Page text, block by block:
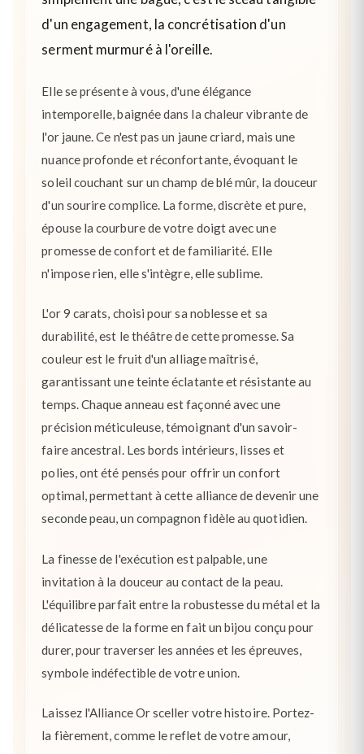
d'un engagement, la concrétisation d'un
serment murmuré à l'oreille.
Elle se présente à vous, d'une élégance
intemporelle, baignée dans la chaleur vibrante de
l'or jaune. Ce n'est pas un jaune criard, mais une
nuance profonde et réconfortante, évoquant le
soleil couchant sur un champ de blé mûr, la douceur
d'un sourire complice. La forme, discrète et pure,
épouse la courbure de votre doigt avec une
promesse de confort et de familiarité. Elle
n'impose rien, elle s'intègre, elle sublime.
L'or 9 carats, choisi pour sa noblesse et sa
durabilité, est le théâtre de cette promesse. Sa
couleur est le fruit d'un alliage maîtrisé,
garantissant une teinte éclatante et résistante au
temps. Chaque anneau est façonné avec une
précision méticuleuse, témoignant d'un savoir-
faire ancestral. Les bords intérieurs, lisses et
polies, ont été pensés pour offrir un confort
optimal, permettant à cette alliance de devenir une
seconde peau, un compagnon fidèle au quotidien.
La finesse de l'exécution est palpable, une
invitation à la douceur au contact de la peau.
L'équilibre parfait entre la robustesse du métal et la
délicatesse de la forme en fait un bijou conçu pour
durer, pour traverser les années et les épreuves,
symbole indéfectible de votre union.
Laissez l'Alliance Or sceller votre histoire. Portez-
la fièrement, comme le reflet de votre amour,